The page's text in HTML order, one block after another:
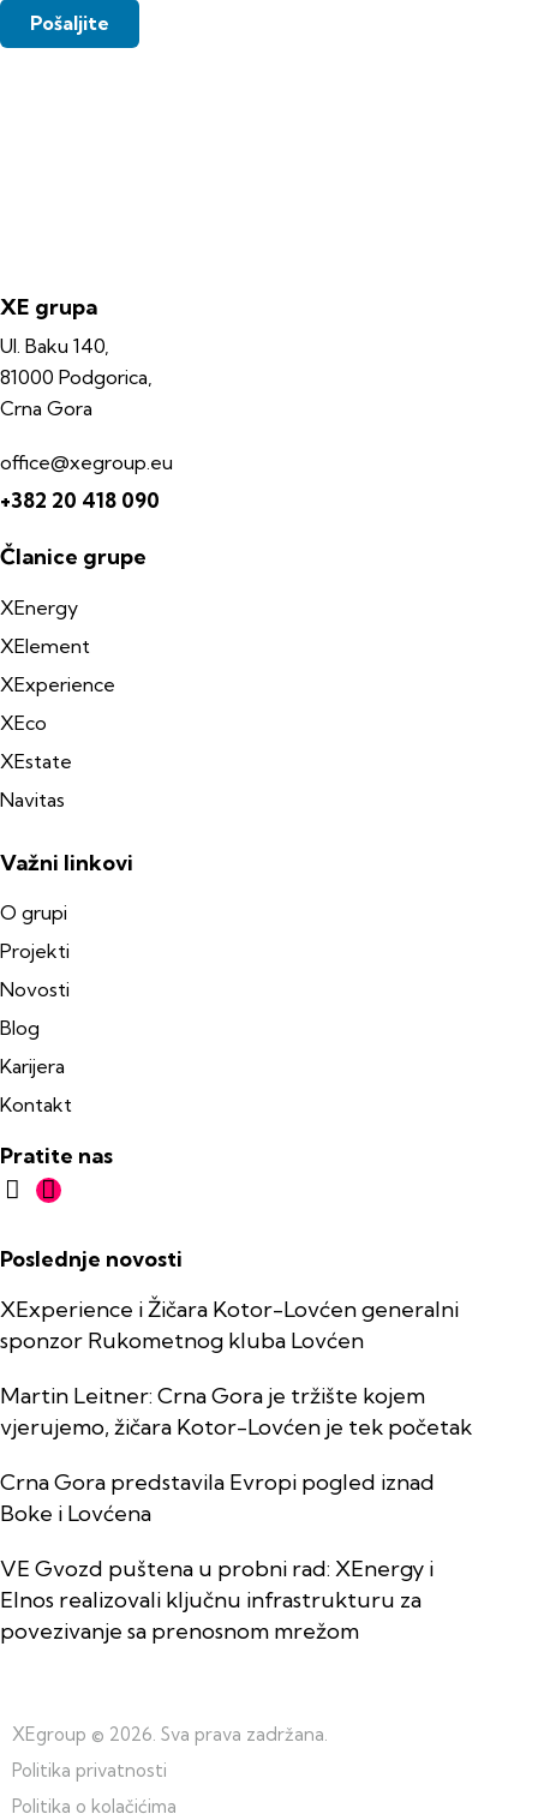
XE grupa
Ul. Baku 140,
81000 Podgorica,
Crna Gora
office@xegroup.eu
+382 20 418 090
Članice grupe
XEnergy
XElement
XExperience
XEco
XEstate
Navitas
Važni linkovi
O grupi
Projekti
Novosti
Blog
Karijera
Kontakt
Pratite nas
Poslednje novosti
XExperience i Žičara Kotor-Lovćen generalni
sponzor Rukometnog kluba Lovćen
Martin Leitner: Crna Gora je tržište kojem
vjerujemo, žičara Kotor-Lovćen je tek početak
Crna Gora predstavila Evropi pogled iznad
Boke i Lovćena
VE Gvozd puštena u probni rad: XEnergy i
Elnos realizovali ključnu infrastrukturu za
povezivanje sa prenosnom mrežom
XEgroup © 2026. Sva prava zadržana.
Politika privatnosti
Politika o kolačićima